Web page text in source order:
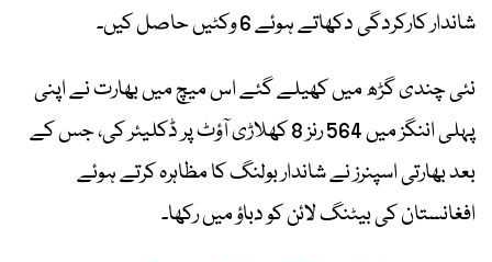
شاندار کارکردگی دکھاتے ہوئے 6 وکٹیں حاصل کیں۔
نئی چندی گڑھ میں کھیلے گئے اس میچ میں بھارت نے اپنی
پہلی اننگز میں 564 رنز 8 کھلاڑی آؤٹ پر ڈکلیئر کی، جس کے
بعد بھارتی اسپنرز نے شاندار بولنگ کا مظاہرہ کرتے ہوئے
افغانستان کی بیٹنگ لائن کو دباؤ میں رکھا۔